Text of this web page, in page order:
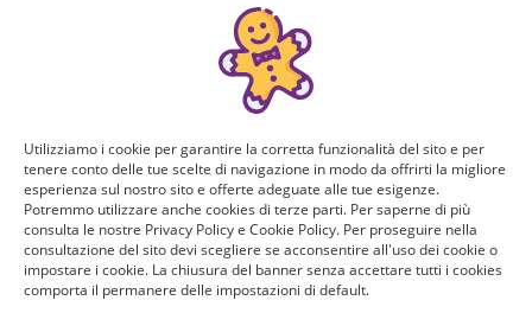
Utilizziamo i cookie per garantire la corretta funzionalità del sito e per
tenere conto delle tue scelte di navigazione in modo da offrirti la migliore
esperienza sul nostro sito e offerte adeguate alle tue esigenze.
Potremmo utilizzare anche cookies di terze parti. Per saperne di più
consulta le nostre Privacy Policy e Cookie Policy. Per proseguire nella
consultazione del sito devi scegliere se acconsentire all'uso dei cookie o
impostare i cookie. La chiusura del banner senza accettare tutti i cookies
comporta il permanere delle impostazioni di default.